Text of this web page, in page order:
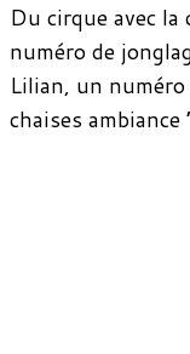
Du cirque avec
numéro de
Lilian, un
chaises